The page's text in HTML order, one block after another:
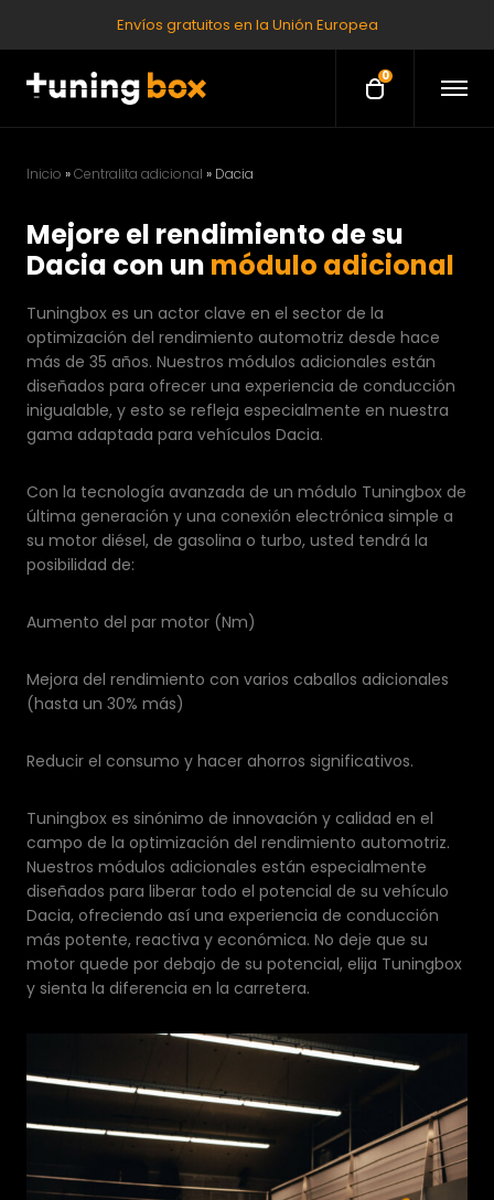
Envíos gratuitos en la Unión Europea
O
e
a
r
t
0
O
e
Inicio »Centralita adicional » Dacia
Mejore el rendimiento de su
Dacia con un módulo adicional
Tuningbox es un actor clave en el sector de la
optimización del rendimiento automotriz desde hace
más de 35 años. Nuestros módulos adicionales están
diseñados para ofrecer una experiencia de conducción
inigualable, y esto se refleja especialmente en nuestra
gama adaptada para vehículos Dacia.
Con la tecnología avanzada de un módulo Tuningbox de
última generación y una conexión electrónica simple a
su motor diésel, de gasolina o turbo, usted tendrá la
posibilidad de:
Aumento del par motor (Nm)
Mejora del rendimiento con varios caballos adicionales
(hasta un 30% más)
Reducir el consumo y hacer ahorros significativos.
Tuningbox es sinónimo de innovación y calidad en el
campo de la optimización del rendimiento automotriz.
Nuestros módulos adicionales están especialmente
diseñados para liberar todo el potencial de su vehículo
Dacia, ofreciendo así una experiencia de conducción
más potente, reactiva y económica. No deje que su
motor quede por debajo de su potencial, elija Tuningbox
y sienta la diferencia en la carretera.